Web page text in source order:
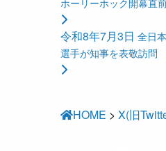
ホーリーホック開幕直
令和8年7月3日 全日
選手が知事を表敬訪問
HOME > X(旧